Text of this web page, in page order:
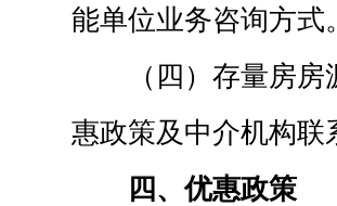
能单位业务咨询方式。
（四）存量房
惠政策及中介机构联
四、优惠政策